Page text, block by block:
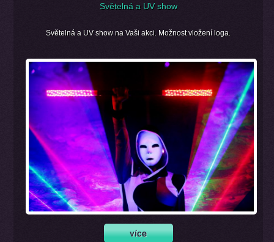
Světelná a UV show
Světelná a UV show na Vaši akci. Možnost vložení loga.